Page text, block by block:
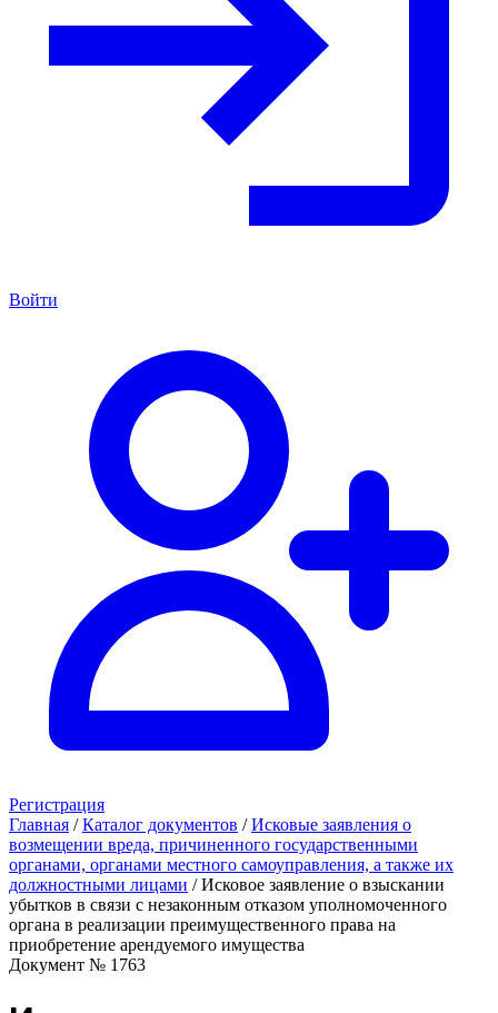
Войти
Регистрация
Главная / Каталог документов / Исковые заявления о
возмещении вреда, причиненного государственными
органами, органами местного самоуправления, а также их
должностными лицами / Исковое заявление о взыскании
убытков в связи с незаконным отказом уполномоченного
органа в реализации преимущественного права на
приобретение арендуемого имущества
Документ № 1763